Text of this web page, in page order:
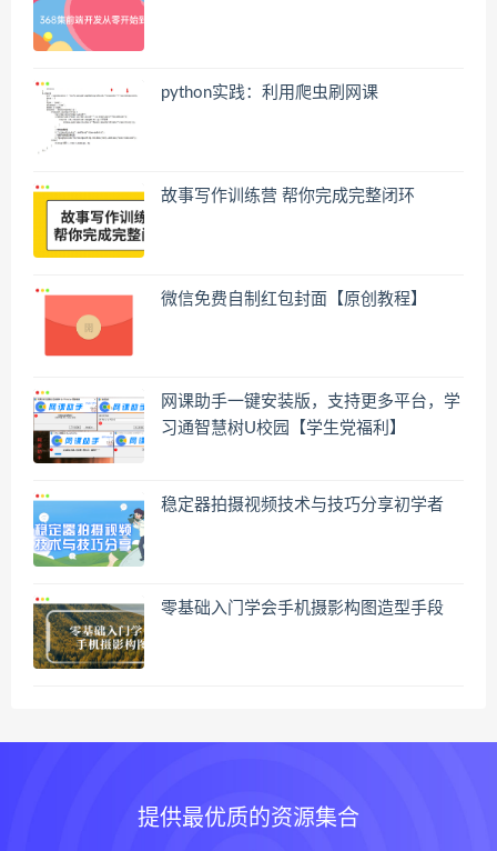
python实践：利用爬虫刷网课
故事写作训练营 帮你完成完整闭环
微信免费自制红包封面【原创教程】
网课助手一键安装版，支持更多平台，学
习通智慧树U校园【学生党福利】
稳定器拍摄视频技术与技巧分享初学者
零基础入门学会手机摄影构图造型手段
提供最优质的资源集合